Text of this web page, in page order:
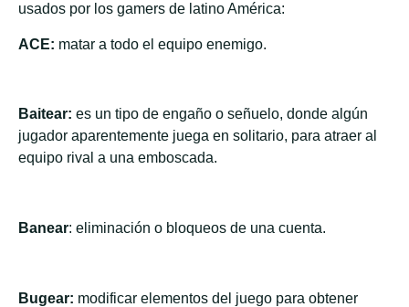
usados por los gamers de latino América:
ACE: matar a todo el equipo enemigo.
Baitear: es un tipo de engaño o señuelo, donde algún
jugador aparentemente juega en solitario, para atraer al
equipo rival a una emboscada.
Banear: eliminación o bloqueos de una cuenta.
Bugear: modificar elementos del juego para obtener